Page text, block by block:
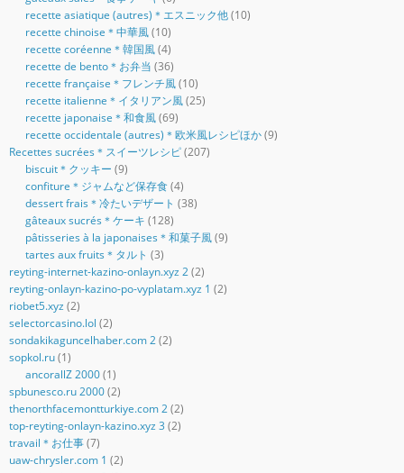
recette asiatique (autres)＊エスニック他(10)
recette chinoise＊中華風(10)
recette coréenne＊韓国風(4)
recette de bento＊お弁当 (36)
recette française＊フレンチ風(10)
recette italienne＊イタリアン風(25)
recette japonaise＊和食風(69)
recette occidentale (autres)＊欧米風レシピほか(9)
Recettes sucrées＊スイーツレシピ(207)
biscuit＊クッキー (9)
confiture＊ジャムなど保存食(4)
dessert frais＊冷たいデザート (38)
gâteaux sucrés＊ケーキ (128)
pâtisseries à la japonaises＊和菓子風(9)
tartes aux fruits＊タルト (3)
reyting-internet-kazino-onlayn.xyz 2(2)
reyting-onlayn-kazino-po-vyplatam.xyz 1 (2)
riobet5.xyz (2)
selectorcasino.lol (2)
sondakikaguncelhaber.com 2(2)
sopkol.ru(1)
ancorallZ 2000(1)
spbunesco.ru 2000(2)
thenorthfacemontturkiye.com 2(2)
top-reyting-onlayn-kazino.xyz 3 (2)
travail＊お仕事(7)
uaw-chrysler.com 1 (2)